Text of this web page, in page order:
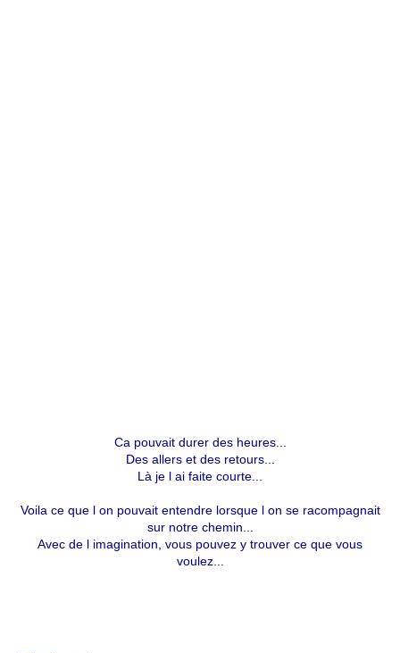
Ca pouvait durer des heures...
Des allers et des retours...
Là je l ai faite courte...
Voila ce que l on pouvait entendre lorsque l on se racompagnait
sur notre chemin...
Avec de l imagination, vous pouvez y trouver ce que vous
voulez...